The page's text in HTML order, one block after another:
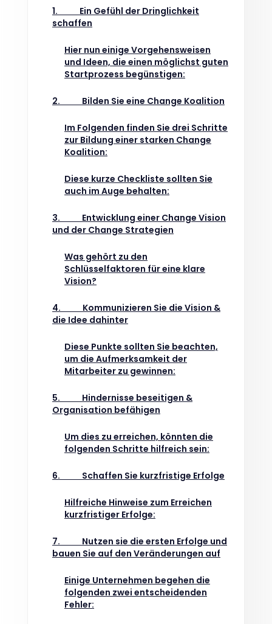
1. Ein Gefühl der Dringlichkeit
schaffen
Hier nun einige Vorgehensweisen
und Ideen, die einen möglichst guten
Startprozess begünstigen:
2. Bilden Sie eine Change Koalition
Im Folgenden finden Sie drei Schritte
zur Bildung einer starken Change
Koalition:
Diese kurze Checkliste sollten Sie
auch im Auge behalten:
3. Entwicklung einer Change Vision
und der Change Strategien
Was gehört zu den
Schlüsselfaktoren für eine klare
Vision?
4. Kommunizieren Sie die Vision &
die Idee dahinter
Diese Punkte sollten Sie beachten,
um die Aufmerksamkeit der
Mitarbeiter zu gewinnen:
5. Hindernisse beseitigen &
Organisation befähigen
Um dies zu erreichen, könnten die
folgenden Schritte hilfreich sein:
6. Schaffen Sie kurzfristige Erfolge
Hilfreiche Hinweise zum Erreichen
kurzfristiger Erfolge:
7. Nutzen sie die ersten Erfolge und
bauen Sie auf den Veränderungen auf
Einige Unternehmen begehen die
folgenden zwei entscheidenden
Fehler: